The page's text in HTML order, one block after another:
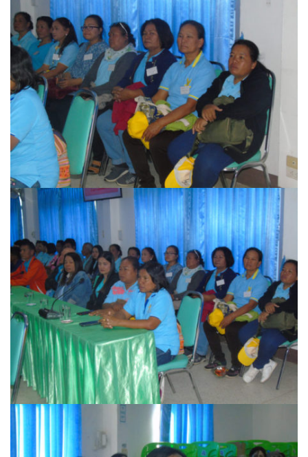
บ้านริมทุ่งรีสอร์ท
บ้านสวนศรีสุขโฮมสเตย์
บ้านฮิมนาปัว
บ้านไม้ปลายนา
ป.ปิ๊กโฮมสเตย์
ปรางค์ทองแมนชั่น
ปวินท์ศิลป์แกลอรี่แอนด์รีสอร์ท
ปัว พาโนราม่า รีสอร์ท
ปัวตรึงใจ๋ รีสอร์ท
ปัวนาน่านแคมป์ปิ้ง
ปัวพัตรา โฮเทล
ปัวพาราไดซ์เพลส
ปัวสบายรีสอร์ท
ปัวเดอวิว บูติค รีสอร์ท